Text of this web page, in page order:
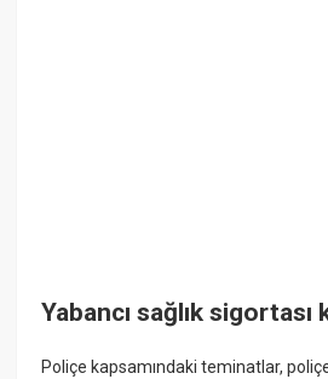
Yabancı sağlık sigortası
Poliçe kapsamındaki teminatlar,